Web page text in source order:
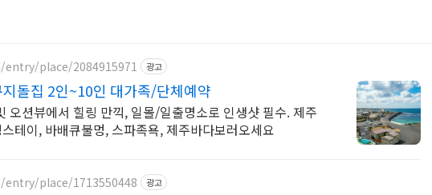
place/2084915971 광고
돌집 2인~10인 대가족/단체예약
오션뷰에서 힐링 만끽, 일몰/일출명소로 인생샷 필수. 제주
테이, 바배큐불멍, 스파족욕, 제주바다보러오세요
place/1713550448 광고